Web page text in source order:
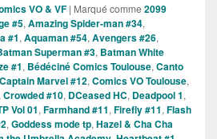
VO & VF | Marqué comme 2099
#5, Amazing Spider-man #34,
#1, Aquaman #54, Avengers #26,
Superman #3, Batman White
#1, Bédéciné Comics Toulouse, Canto
Captain Marvel #12, Comics VO Toulouse,
Crowded #10, DCeased HC, Deadpool 1,
Vol 01, Farmhand #11, Firefly #11, Flash
, Goddess mode tp, Hazel & Cha Cha